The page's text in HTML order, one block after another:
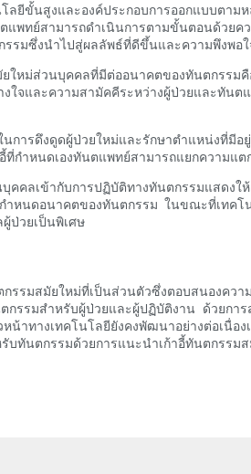
ลยีขั้นสูงและองค์ประกอบการออกแบบตา
พทย์สามารถดำเนินการตามขั้นตอนด้วย
รมซึ่งนำไปสู่ผลลัพธ์ที่ดีขึ้นและความพึงพอใ
ใหม่ส่วนบุคคลที่มีต่ออนาคตของทันตกรร
งใจและความสามัคคีระหว่างผู้ป่วยและ
ารดึงดูดผู้ป่วยใหม่และรักษาตำแหน่งที่มี
กำหนดเองทันตแพทย์สามารถแยกความแ
บุคคลเข้ากับการปฏิบัติทางทันตกรรมแส
หนดอนาคตของทันตกรรม ในขณะที่เทค
ป่วยเป็นพิเศษ
กรรมสมัยใหม่ที่เป็นส่วนตัวซึ่งตอบสนอ
กรรมสำหรับผู้ป่วยและผู้ปฏิบัติงาน ด้วยก
าทางเทคโนโลยียังคงพัฒนาอย่างต่อเนื่
ทันตกรรมด้วยการแนะนำเก้าอี้ทันตกรรม